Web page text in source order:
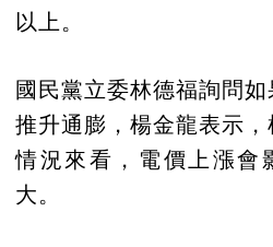
以上。
國民黨立委林德福詢問
推升通膨，楊金龍表示
情況來看，電價上漲會
大。